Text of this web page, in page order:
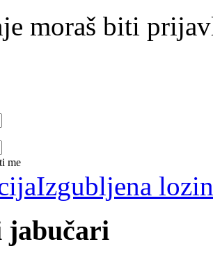
moraš biti
me
Izgubljena
jabučari